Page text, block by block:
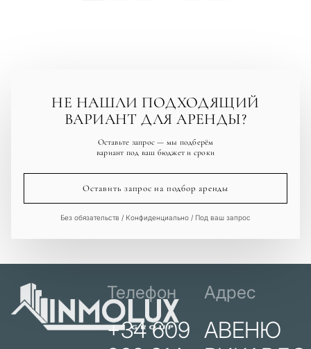
НЕ НАШЛИ ПОДХОДЯЩИЙ
ВАРИАНТ ДЛЯ АРЕНДЫ?
Оставьте запрос — мы подберём
вариант под ваш бюджет и сроки
Оставить запрос на подбор аренды
Без обязательств / Конфиденциально / Под ваш запрос
Телефон
+34 609
Адрес
АВЕНЮ